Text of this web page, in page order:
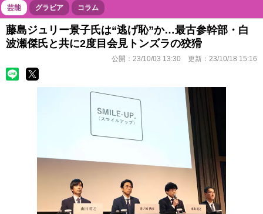
ボートレース 競輪 オートレース
芸能 グラビア コラム
藤島ジュリー景子氏は“逃げ恥”か…最古参幹部・白
波瀬傑氏と共に2度目会見トンズラの狡猾
公開： 23/10/03 13:30 更新： 23/10/18 15:16